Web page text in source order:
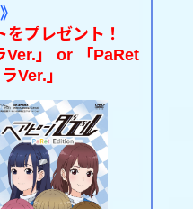
をプレゼント！
Ver.」 or 「PaRet
Ver.」